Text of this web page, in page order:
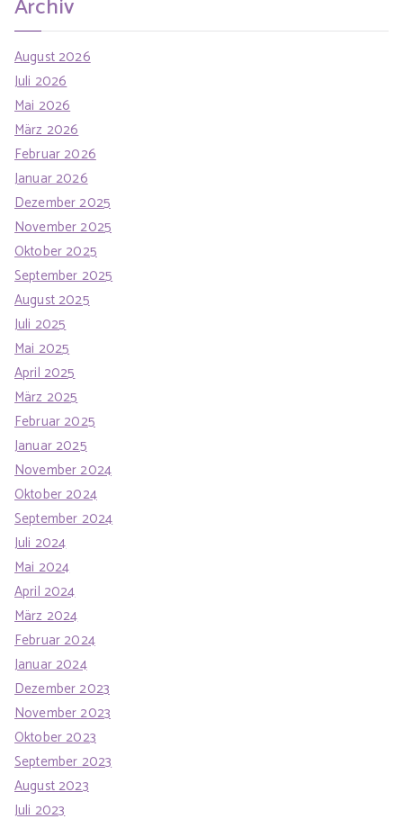
Archiv
August 2026
Juli 2026
Mai 2026
März 2026
Februar 2026
Januar 2026
Dezember 2025
November 2025
Oktober 2025
September 2025
August 2025
Juli 2025
Mai 2025
April 2025
März 2025
Februar 2025
Januar 2025
November 2024
Oktober 2024
September 2024
Juli 2024
Mai 2024
April 2024
März 2024
Februar 2024
Januar 2024
Dezember 2023
November 2023
Oktober 2023
September 2023
August 2023
Juli 2023